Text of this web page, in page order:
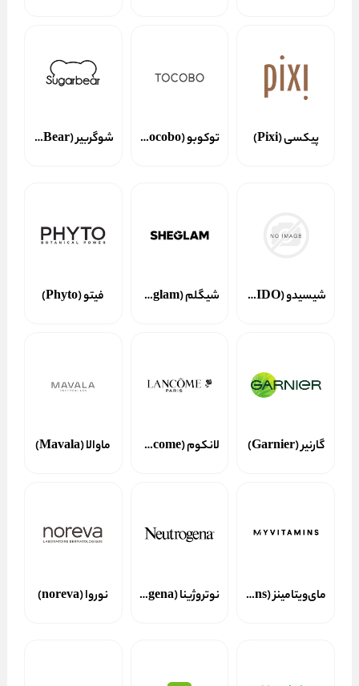
پیکسی (Pixi) توکوبو (Tocobo) شوگربیر (SugarBear)
شیسیدو (SHISEIDO) شیگلم (Sheglam) فیتو (Phyto)
گارنیر (Garnier) لانکوم (Lancome) ماوالا (Mavala)
مای‌ویتامینز (My Vitamins) نوتروژینا (Neutrogena) نوروا (noreva)